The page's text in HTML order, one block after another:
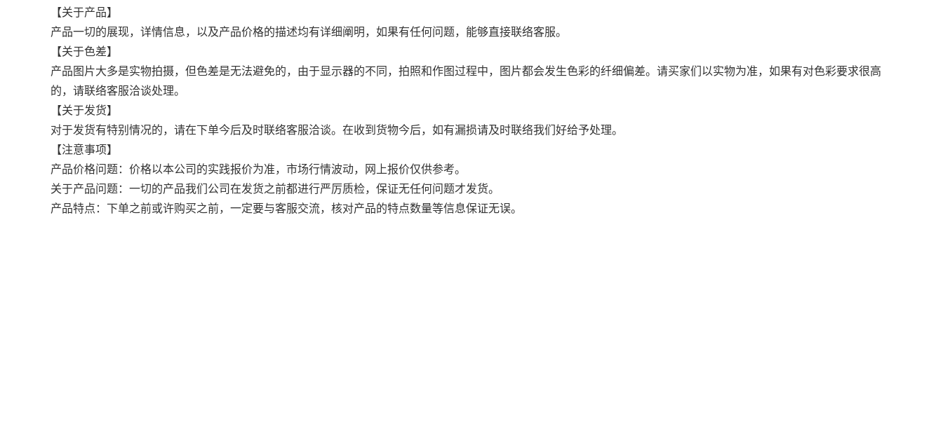
【关于产品】
产品一切的展现，详情信息，以及产品价格的描述均有详细阐明，如果有任何问题，能够直接联络客服。
【关于色差】
产品图片大多是实物拍摄，但色差是无法避免的，由于显示器的不同，拍照和作图过程中，图片都会发生色彩的纤细偏差。请买家们以实物为准，如果有对色彩要求很高
的，请联络客服洽谈处理。
【关于发货】
对于发货有特别情况的，请在下单今后及时联络客服洽谈。在收到货物今后，如有漏损请及时联络我们好给予处理。
【注意事项】
产品价格问题：价格以本公司的实践报价为准，市场行情波动，网上报价仅供参考。
关于产品问题：一切的产品我们公司在发货之前都进行严厉质检，保证无任何问题才发货。
产品特点：下单之前或许购买之前，一定要与客服交流，核对产品的特点数量等信息保证无误。